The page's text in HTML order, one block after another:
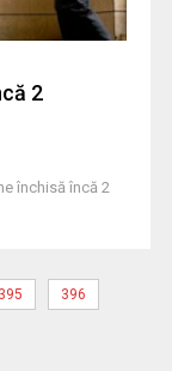
2
închisă încă 2
395 396